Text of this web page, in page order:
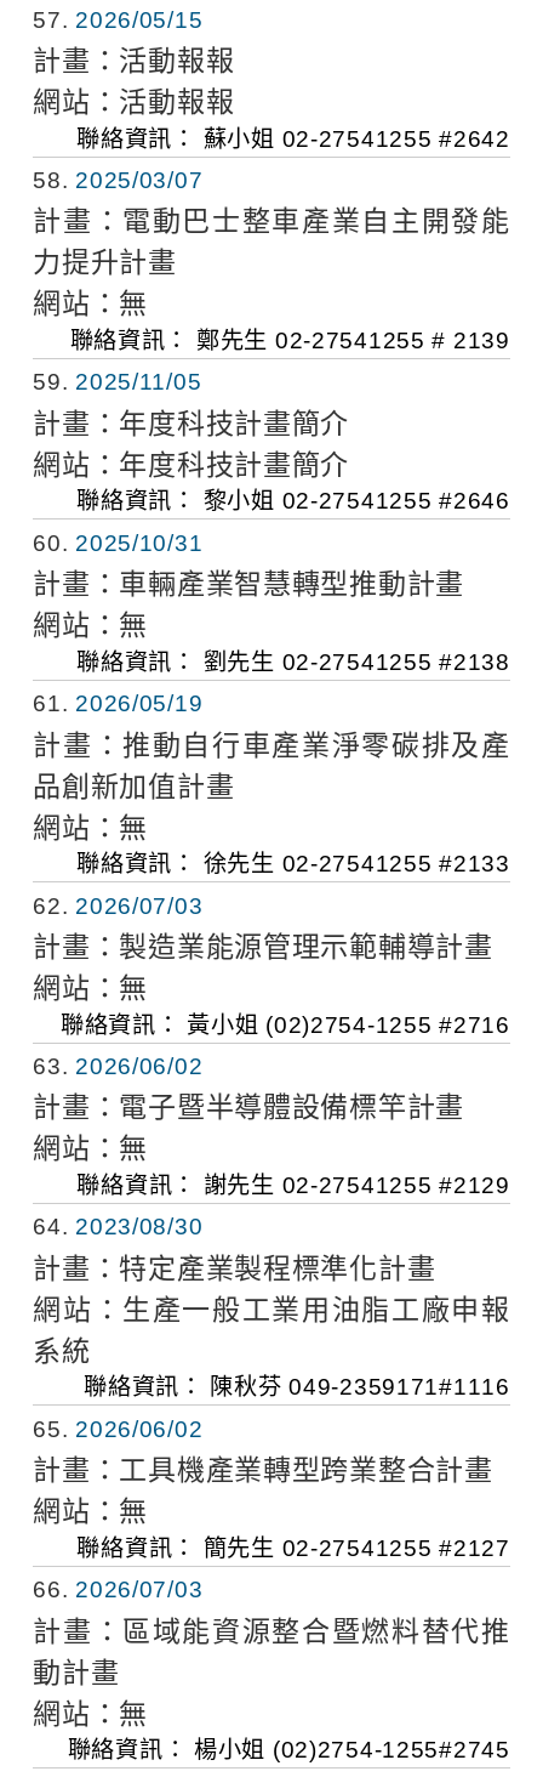
57 2026/05/15
計畫： 活動報報
網站： 活動報報
聯絡資訊： 蘇小姐 02-27541255 #2642
58
2025/03/07
計畫： 電動巴士整車產業自主開發能
力提升計畫
網站： 無
聯絡資訊： 鄭先生 02-27541255 # 2139
59
2025/11/05
計畫： 年度科技計畫簡介
網站： 年度科技計畫簡介
聯絡資訊： 黎小姐 02-27541255 #2646
60
2025/10/31
計畫： 車輛產業智慧轉型推動計畫
網站： 無
聯絡資訊： 劉先生 02-27541255 #2138
61
2026/05/19
計畫：推動自行車產業淨零碳排及產
品創新加值計畫
網站： 無
聯絡資訊： 徐先生 02-27541255 #2133
62
2026/07/03
計畫： 製造業能源管理示範輔導計畫
網站： 無
聯絡資訊： 黃小姐 (02)2754-1255 #2716
63
2026/06/02
計畫： 電子暨半導體設備標竿計畫
網站： 無
聯絡資訊： 謝先生 02-27541255 #2129
64
2023/08/30
計畫：特定產業製程標準化計畫
網站： 生產一般工業用油脂工廠申報
系統
聯絡資訊： 陳秋芬049-2359171#1116
65
2026/06/02
計畫： 工具機產業轉型跨業整合計畫
網站： 無
聯絡資訊： 簡先生 02-27541255 #2127
66
2026/07/03
計畫： 區域能資源整合暨燃料替代推
動計畫
網站： 無
聯絡資訊： 楊小姐 (02)2754-1255#2745